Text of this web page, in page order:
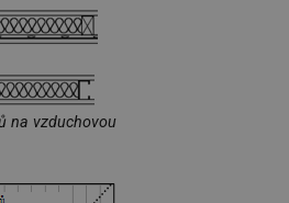
na vzduchovou